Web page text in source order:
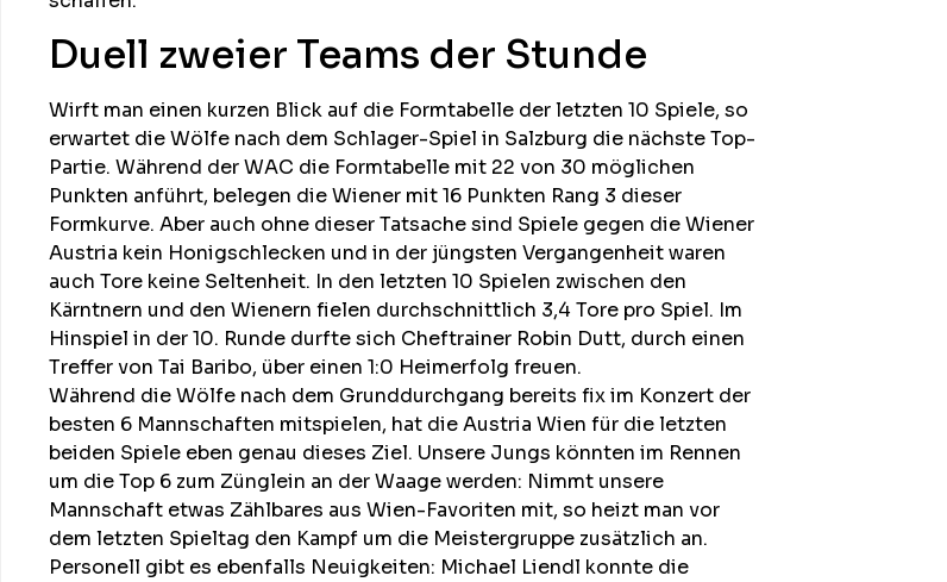
Duell zweier Teams der Stunde
Wirft man einen kurzen Blick auf die Formtabelle der letzten 10 Spiele, so
erwartet die Wölfe nach dem Schlager-Spiel in Salzburg die nächste Top-
Partie. Während der WAC die Formtabelle mit 22 von 30 möglichen
Punkten anführt, belegen die Wiener mit 16 Punkten Rang 3 dieser
Formkurve. Aber auch ohne dieser Tatsache sind Spiele gegen die Wiener
Austria kein Honigschlecken und in der jüngsten Vergangenheit waren
auch Tore keine Seltenheit. In den letzten 10 Spielen zwischen den
Kärntnern und den Wienern fielen durchschnittlich 3,4 Tore pro Spiel. Im
Hinspiel in der 10. Runde durfte sich Cheftrainer Robin Dutt, durch einen
Treffer von Tai Baribo, über einen 1:0 Heimerfolg freuen.
Während die Wölfe nach dem Grunddurchgang bereits fix im Konzert der
besten 6 Mannschaften mitspielen, hat die Austria Wien für die letzten
beiden Spiele eben genau dieses Ziel. Unsere Jungs könnten im Rennen
um die Top 6 zum Zünglein an der Waage werden: Nimmt unsere
Mannschaft etwas Zählbares aus Wien-Favoriten mit, so heizt man vor
dem letzten Spieltag den Kampf um die Meistergruppe zusätzlich an.
Personell gibt es ebenfalls Neuigkeiten: Michael Liendl konnte die